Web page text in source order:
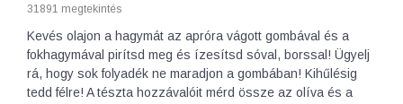
31891 megtekintés
Kevés olajon a hagymát az apróra vágott gombával és a
fokhagymával pirítsd meg és ízesítsd sóval, borssal! Ügyelj
rá, hogy sok folyadék ne maradjon a gombában! Kihűlésig
tedd félre! A tészta hozzávalóit mérd össze az olíva és a